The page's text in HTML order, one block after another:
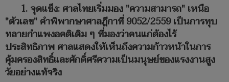
1. จุดแข็ง: ศาลไทยเริ่มมอง "ความสามารถ" เหนือ
"ตัวเลข" คำพิพากษาศาลฎีกาที่ 9052/2559 เป็นการทุบ
ทลายกำแพงอคติเดิม ๆ ที่มองว่าคนแก่ต้องไร้
ประสิทธิภาพ ศาลแสดงให้เห็นถึงความก้าวหน้าในการ
คุ้มครองสิทธิ์และศักดิ์ศรีความเป็นมนุษย์ของแรงงานสูง
วัยอย่างแท้จริง